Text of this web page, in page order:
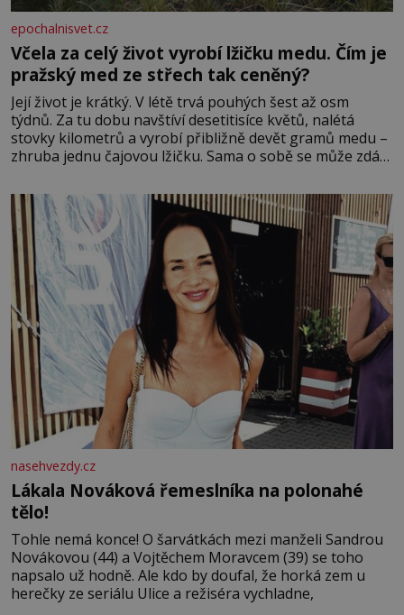
epochalnisvet.cz
Včela za celý život vyrobí lžičku medu. Čím je
pražský med ze střech tak ceněný?
Její život je krátký. V létě trvá pouhých šest až osm
týdnů. Za tu dobu navštíví desetitisíce květů, nalétá
stovky kilometrů a vyrobí přibližně devět gramů medu –
zhruba jednu čajovou lžičku. Sama o sobě se může zdát
tisíc příslušnic svého včelstva, vznikne jeden z
nejdokonalejších organismů
nasehvezdy.cz
Lákala Nováková řemeslníka na polonahé
tělo!
Tohle nemá konce! O šarvátkách mezi manželi Sandrou
Novákovou (44) a Vojtěchem Moravcem (39) se toho
napsalo už hodně. Ale kdo by doufal, že horká zem u
herečky ze seriálu Ulice a režiséra vychladne,